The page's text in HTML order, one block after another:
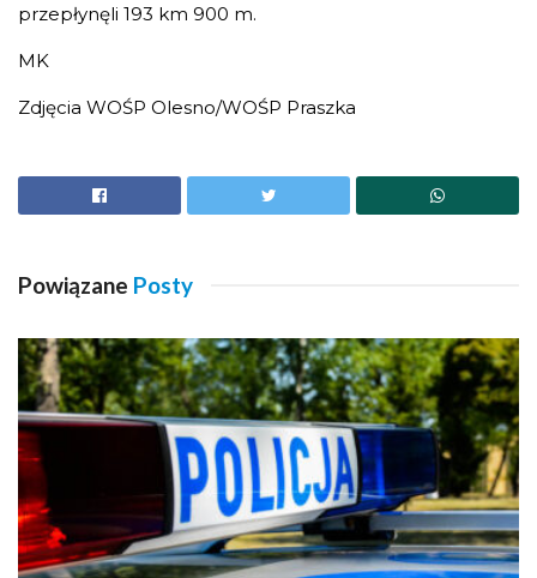
przepłynęli 193 km 900 m.
MK
Zdjęcia WOŚP Olesno/WOŚP Praszka
Powiązane Posty